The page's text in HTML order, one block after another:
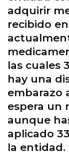
adquirir
recibido
las cuales
hay una
embarazo
espera un
aunque
aplicado
la entidad.